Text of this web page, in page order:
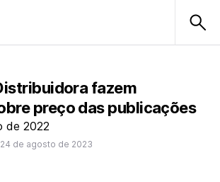
fazem
preço das publicações
de 2022
de agosto de 2023